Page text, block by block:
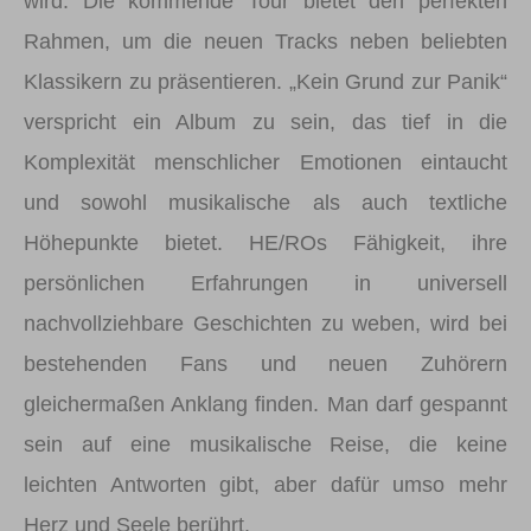
Rahmen, um die neuen Tracks neben beliebten
Klassikern zu präsentieren. „Kein Grund zur Panik“
verspricht ein Album zu sein, das tief in die
Komplexität menschlicher Emotionen eintaucht
und sowohl musikalische als auch textliche
Höhepunkte bietet. HE/ROs Fähigkeit, ihre
persönlichen Erfahrungen in universell
nachvollziehbare Geschichten zu weben, wird bei
bestehenden Fans und neuen Zuhörern
gleichermaßen Anklang finden. Man darf gespannt
sein auf eine musikalische Reise, die keine
leichten Antworten gibt, aber dafür umso mehr
Herz und Seele berührt.